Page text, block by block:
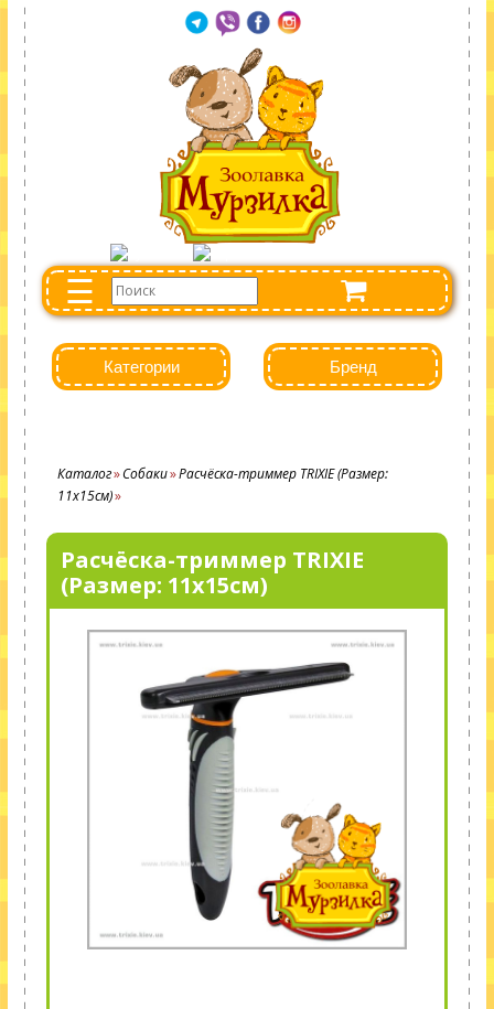
☰
Категории Бренд
Каталог Собаки Расчёска-триммер TRIXIE (Размер:
11х15см)
Расчёска-триммер TRIXIE
(Размер: 11х15см)